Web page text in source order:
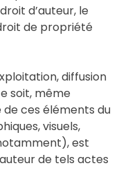
d’auteur, le
de propriété
diffusion
soit, même
de ces éléments du
visuels,
est
de tels actes